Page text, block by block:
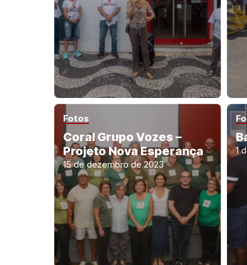
Fotos
Coral Grupo Vozes –
Projeto Nova Esperança
15 de dezembro de 2023
1